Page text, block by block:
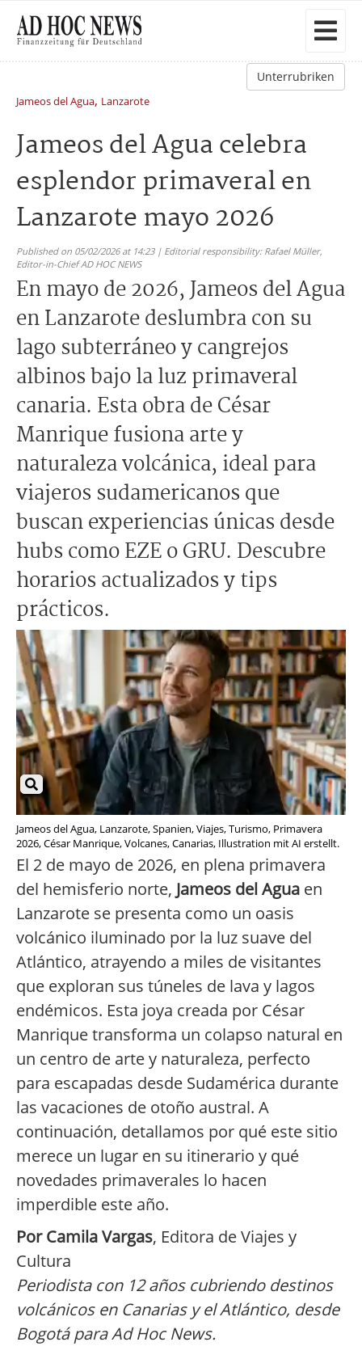
Unterrubriken
Jameos del Agua, Lanzarote
Jameos del Agua celebra
esplendor primaveral en
Lanzarote mayo 2026
Published on 05/02/2026 at 14:23 | Editorial responsibility: Rafael Müller,
Editor-in-Chief AD HOC NEWS
En mayo de 2026, Jameos del Agua
en Lanzarote deslumbra con su
lago subterráneo y cangrejos
albinos bajo la luz primaveral
canaria. Esta obra de César
Manrique fusiona arte y
naturaleza volcánica, ideal para
viajeros sudamericanos que
buscan experiencias únicas desde
hubs como EZE o GRU. Descubre
horarios actualizados y tips
prácticos.
Jameos del Agua, Lanzarote, Spanien, Viajes, Turismo, Primavera
2026, César Manrique, Volcanes, Canarias, Illustration mit AI erstellt.
El 2 de mayo de 2026, en plena primavera
del hemisferio norte, Jameos del Agua en
Lanzarote se presenta como un oasis
volcánico iluminado por la luz suave del
Atlántico, atrayendo a miles de visitantes
que exploran sus túneles de lava y lagos
endémicos. Esta joya creada por César
Manrique transforma un colapso natural en
un centro de arte y naturaleza, perfecto
para escapadas desde Sudamérica durante
las vacaciones de otoño austral. A
continuación, detallamos por qué este sitio
merece un lugar en su itinerario y qué
novedades primaverales lo hacen
imperdible este año.
Por Camila Vargas, Editora de Viajes y
Cultura
Periodista con 12 años cubriendo destinos
volcánicos en Canarias y el Atlántico, desde
Bogotá para Ad Hoc News.